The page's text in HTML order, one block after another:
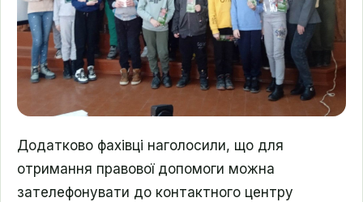
Додатково фахівці наголосили, що для
отримання правової допомоги можна
зателефонувати до контактного центру